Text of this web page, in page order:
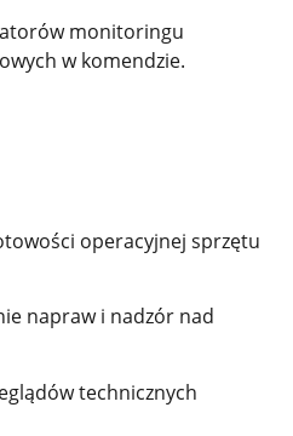
monitoringu
w komendzie.
operacyjnej sprzętu
napraw i nadzór nad
technicznych